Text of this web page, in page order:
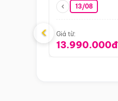
13/08
Giá từ:
13.990.000đ
‹